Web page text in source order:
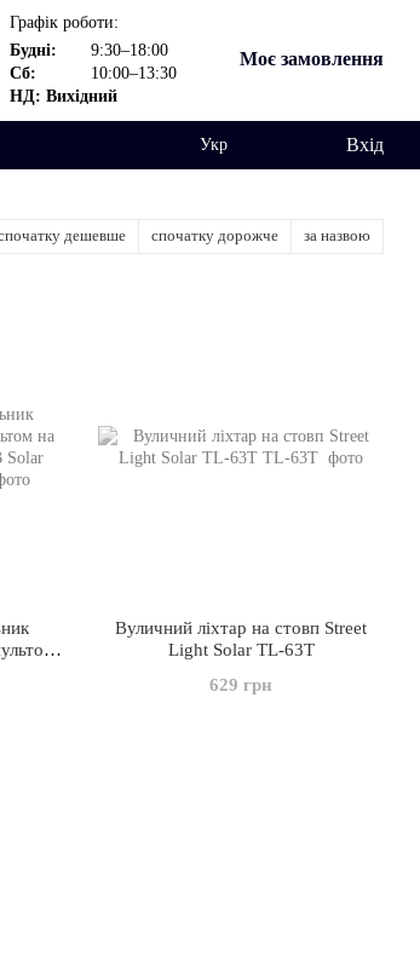
Графік роботи:
Будні:
9:30–18:00
Сб:
10:00–13:30
НД: Вихідний
Моє замовлення
Укр Вхід
дешевше спочатку дорожче за назвою
Вуличний ліхтар на стовп Street
Light Solar TL-63T
629 грн